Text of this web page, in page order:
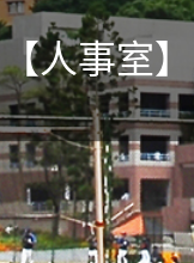
【人事室